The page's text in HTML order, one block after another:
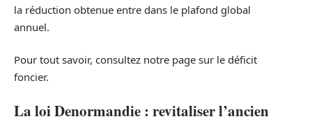
la réduction obtenue entre dans le plafond global
annuel.
Pour tout savoir, consultez notre page sur le déficit
foncier.
La loi Denormandie : revitaliser l’ancien